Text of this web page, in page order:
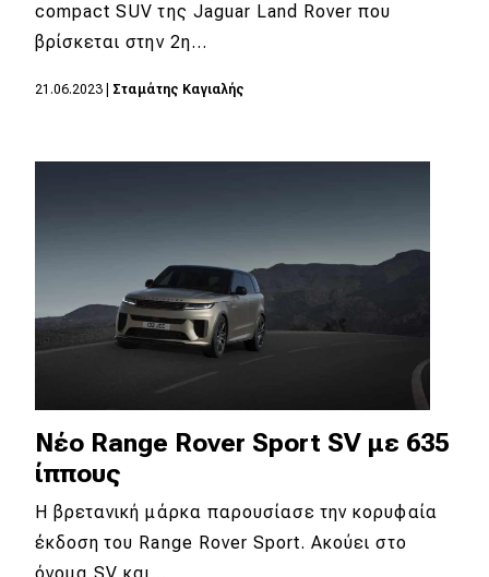
compact SUV της Jaguar Land Rover που
βρίσκεται στην 2η…
21.06.2023 Σταμάτης Καγιαλής
Nέο Range Rover Sport SV με 635
ίππους
Η βρετανική μάρκα παρουσίασε την κορυφαία
έκδοση του Range Rover Sport. Aκούει στο
όνομα SV και…